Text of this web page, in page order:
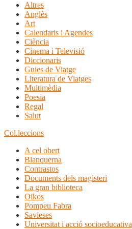
Altres
Anglès
Art
Calendaris i Agendes
Ciència
Cinema i Televisió
Diccionaris
Guies de Viatge
Literatura de Viatges
Multimèdia
Poesia
Regal
Salut
Col.leccions
A cel obert
Blanquerna
Contrastos
Documents dels magisteri
La gran biblioteca
Oikos
Pompeu Fabra
Savieses
Universitat i acció socioeducativa